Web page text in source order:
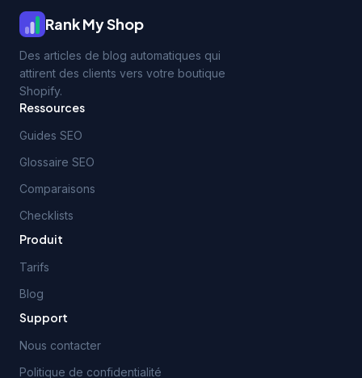
Rank My Shop
Des articles de blog automatiques qui
attirent des clients vers votre boutique
Shopify.
Ressources
Guides SEO
Glossaire SEO
Comparaisons
Checklists
Produit
Tarifs
Blog
Support
Nous contacter
Politique de confidentialité